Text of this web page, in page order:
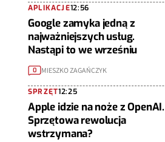
APLIKACJE12:56
Google zamyka jedną z
najważniejszych usług.
Nastąpi to we wrześniu
0 MIESZKO ZAGAŃCZYK
SPRZĘT12:25
Apple idzie na noże z OpenAI.
Sprzętowa rewolucja
wstrzymana?